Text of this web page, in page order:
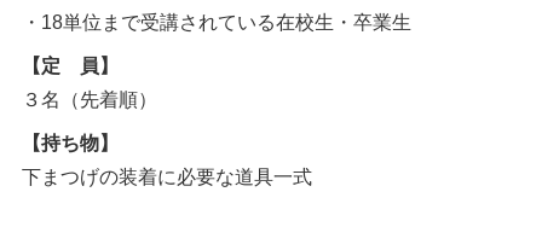
・18単位まで受講されている在校生・卒業生
【定 員】
３名（先着順）
【持ち物】
下まつげの装着に必要な道具一式